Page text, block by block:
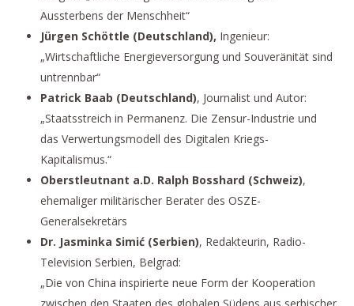
Aussterbens der Menschheit“
Jürgen Schöttle (Deutschland), Ingenieur:
„Wirtschaftliche Energieversorgung und Souveränität sind
untrennbar“
Patrick Baab (Deutschland), Journalist und Autor:
„Staatsstreich in Permanenz. Die Zensur-Industrie und
das Verwertungsmodell des Digitalen Kriegs-
Kapitalismus.“
Oberstleutnant a.D. Ralph Bosshard (Schweiz),
ehemaliger militärischer Berater des OSZE-
Generalsekretärs
Dr. Jasminka Simić (Serbien), Redakteurin, Radio-
Television Serbien, Belgrad:
„Die von China inspirierte neue Form der Kooperation